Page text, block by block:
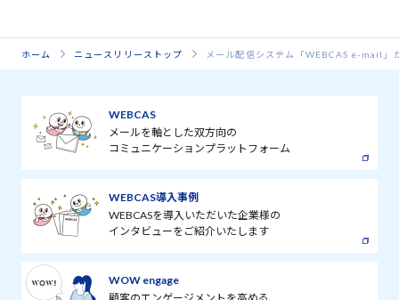
ホーム ニュースリリーストップ メール配信システム「WEBCAS e-mail」
WEBCAS
メールを軸とした双方向の
コミュニケーションプラットフォーム
WEBCAS導入事例
WEBCASを導入いただいた企業様の
インタビューをご紹介いたします
WOW engage